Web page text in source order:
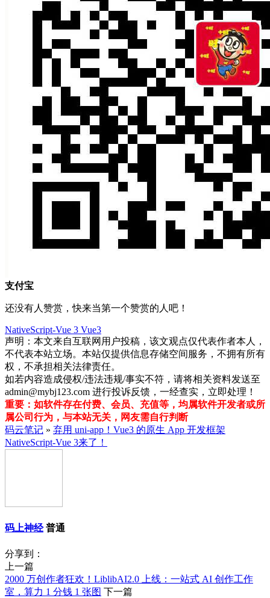
支付宝
还没有人赞赏，快来当第一个赞赏的人吧！
NativeScript-Vue 3 Vue3
声明：本文来自互联网用户投稿，该文观点仅代表作者本人，
不代表本站立场。本站仅提供信息存储空间服务，不拥有所有
权，不承担相关法律责任。
如若内容造成侵权/违法违规/事实不符，请将相关资料发送至
admin@mybj123.com 进行投诉反馈，一经查实，立即处理！
重要：如软件存在付费、会员、充值等，均属软件开发者或所
属公司行为，与本站无关，网友需自行判断
码云笔记 » 弃用 uni-app！Vue3 的原生 App 开发框架
NativeScript-Vue 3来了！
码上神经 普通
分享到：
上一篇
2000 万创作者狂欢！LiblibAI2.0 上线：一站式 AI 创作工作
室，算力 1 分钱 1 张图 下一篇